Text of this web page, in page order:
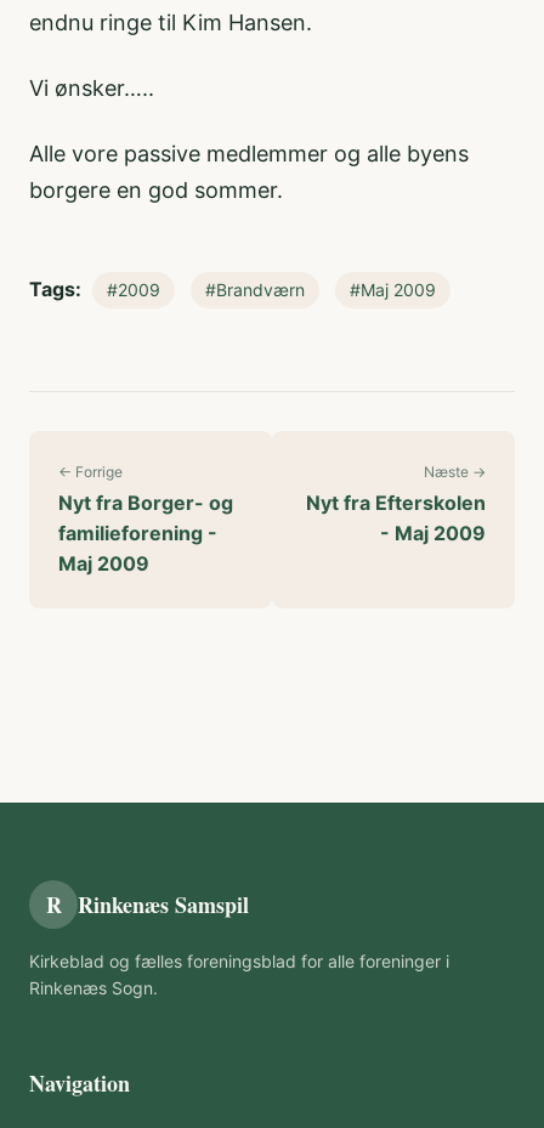
endnu ringe til Kim Hansen.
Vi ønsker…..
Alle vore passive medlemmer og alle byens
borgere en god sommer.
Tags: #2009 #Brandværn #Maj 2009
← Forrige
Nyt fra Borger- og
familieforening -
Maj 2009
Næste →
Nyt fra Efterskolen
- Maj 2009
R Rinkenæs Samspil
Kirkeblad og fælles foreningsblad for alle foreninger i
Rinkenæs Sogn.
Navigation